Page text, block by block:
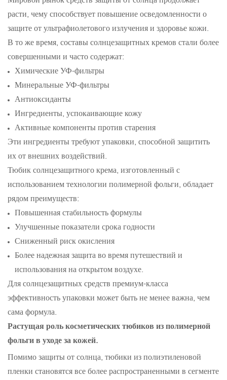
расти, чему способствует повышение осведомленности о
защите от ультрафиолетового излучения и здоровье кожи.
В то же время, составы солнцезащитных кремов стали более
совершенными и часто содержат:
Химические УФ-фильтры
Минеральные УФ-фильтры
Антиоксиданты
Ингредиенты, успокаивающие кожу
Активные компоненты против старения
Эти ингредиенты требуют упаковки, способной защитить
их от внешних воздействий.
Тюбик солнцезащитного крема, изготовленный с
использованием технологии полимерной фольги, обладает
рядом преимуществ:
Повышенная стабильность формулы
Улучшенные показатели срока годности
Сниженный риск окисления
Более надежная защита во время путешествий и
использования на открытом воздухе.
Для солнцезащитных средств премиум-класса
эффективность упаковки может быть не менее важна, чем
сама формула.
Растущая роль косметических тюбиков из полимерной
фольги в уходе за кожей.
Помимо защиты от солнца, тюбики из полиэтиленовой
пленки становятся все более распространенными в сегменте